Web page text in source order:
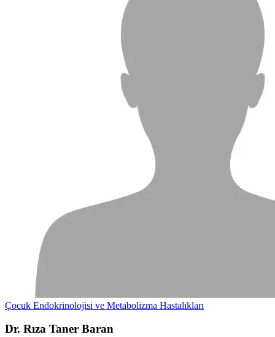
Çocuk Endokrinolojisi ve Metabolizma Hastalıkları
Dr. Rıza Taner Baran